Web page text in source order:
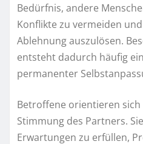
Bedürfnis, andere
Konflikte zu vermeiden
Ablehnung auszulösen.
entsteht dadurch häufig
permanenter
Betroffene orientieren
Stimmung des Partners.
Erwartungen zu erfüllen,